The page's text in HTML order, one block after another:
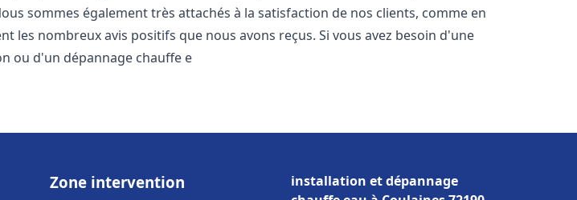
sommes également très attachés à la satisfaction de nos clients, comme en
les nombreux avis positifs que nous avons reçus. Si vous avez besoin d'une
ou d'un dépannage chauffe e
Zone intervention
installation et dépannage